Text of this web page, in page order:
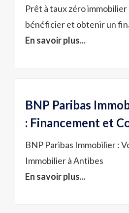
Prêt à taux zéro
bénéficier et obtenir un
En savoir plus...
BNP Paribas
: Financement et
BNP Paribas Immobilier :
Immobilier à Antibes
En savoir plus...